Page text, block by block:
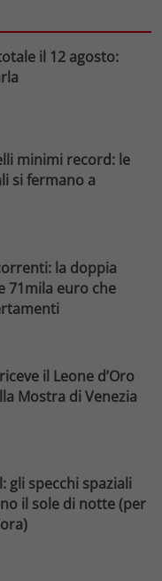
il 12 agosto:
minimi record: le
si fermano a
la doppia
71mila euro che
il Leone d’Oro
Mostra di Venezia
gli specchi spaziali
il sole di notte (per